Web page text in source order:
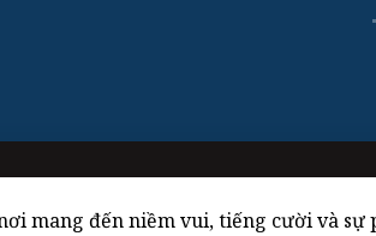
mang đến niềm vui, tiếng cười và sự